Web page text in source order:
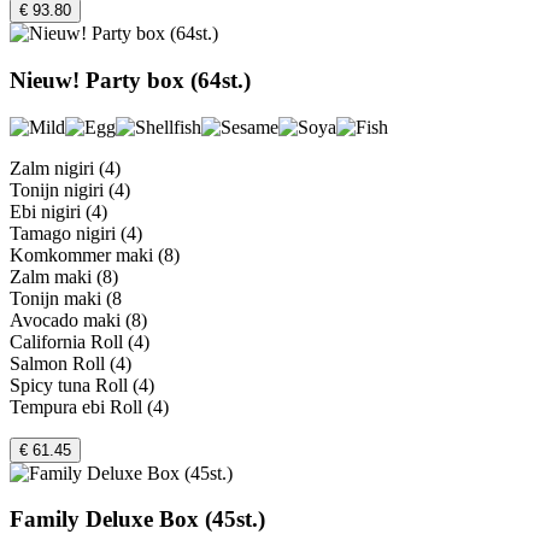
€ 93.80
Nieuw! Party box (64st.)
Zalm nigiri (4)
Tonijn nigiri (4)
Ebi nigiri (4)
Tamago nigiri (4)
Komkommer maki (8)
Zalm maki (8)
Tonijn maki (8
Avocado maki (8)
California Roll (4)
Salmon Roll (4)
Spicy tuna Roll (4)
Tempura ebi Roll (4)
€ 61.45
Family Deluxe Box (45st.)